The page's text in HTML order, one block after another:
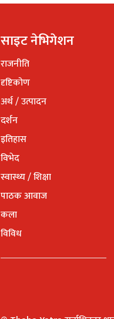
साइट नेभिगेशन
राजनीति
दृष्टिकोण
अर्थ / उत्पादन
दर्शन
इतिहास
विभेद
स्वास्थ्य / शिक्षा
पाठक आवाज
कला
विविध